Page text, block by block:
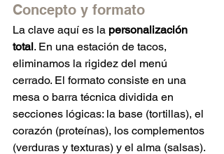
Concepto y formato
La clave aquí es la personalización
total. En una estación de tacos,
eliminamos la rigidez del menú
cerrado. El formato consiste en una
mesa o barra técnica dividida en
secciones lógicas: la base (tortillas), el
corazón (proteínas), los complementos
(verduras y texturas) y el alma (salsas).